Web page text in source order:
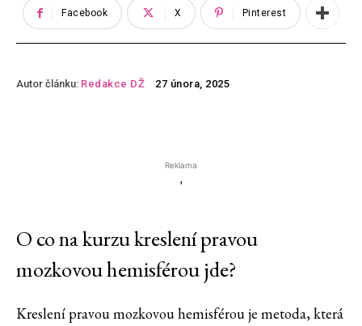
Facebook X Pinterest
Autor článku: Redakce DŽ 27 února, 2025
Reklama
'
O co na kurzu kreslení pravou
mozkovou hemisférou jde?
Kreslení pravou mozkovou hemisférou je metoda, která